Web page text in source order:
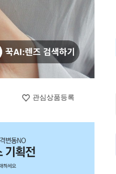
관심상품등록